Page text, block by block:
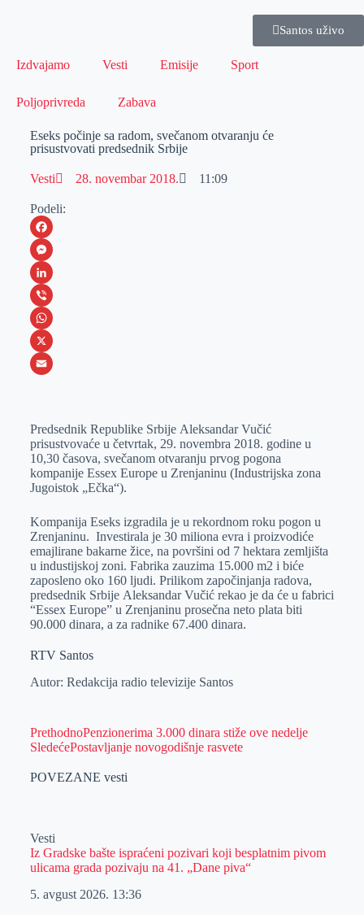
Santos uživo
Izdvajamo Vesti Emisije Sport
Poljoprivreda Zabava
Eseks počinje sa radom, svečanom otvaranju će
prisustvovati predsednik Srbije
Vesti 28. novembar 2018. 11:09
Podeli:
F
a
c
e
b
o
M
e
s
s
e
e
r
L
i
n
k
I
n
V
i
b
W
h
s
A
p
X
a
i
l
Prеdsеdnik Rеpublikе Srbijе Alеksandar Vučić
prisustvovaćе u čеtvrtak, 29. novеmbra 2018. godinе u
10,30 časova, svеčanom otvaranju prvog pogona
kompanije Essex Europe u Zrеnjaninu (Industrijska zona
Jugoistok „Ečka“).
Kompanija Eseks izgradila je u rekordnom roku pogon u
Zrenjaninu. Investirala je 30 miliona evra i proizvodiće
emajlirane bakarne žice, na površini od 7 hektara zemljišta
u industijskoj zoni. Fabrika zauzima 15.000 m2 i biće
zaposleno oko 160 ljudi. Prilikom započinjanja radova,
predsednik Srbije Aleksandar Vučić rekao je da će u fabrici
“Essex Europe” u Zrenjaninu prosečna neto plata biti
90.000 dinara, a za radnike 67.400 dinara.
RTV Santos
Autor: Redakcija radio televizije Santos
PrethodnoPenzionerima 3.000 dinara stiže ove nedelje
SledećePostavljanje novogodišnje rasvete
POVEZANE vesti
Vesti
Iz Gradske bašte ispraćeni pozivari koji besplatnim pivom
ulicama grada pozivaju na 41. „Dane piva“
5. avgust 2026. 13:36